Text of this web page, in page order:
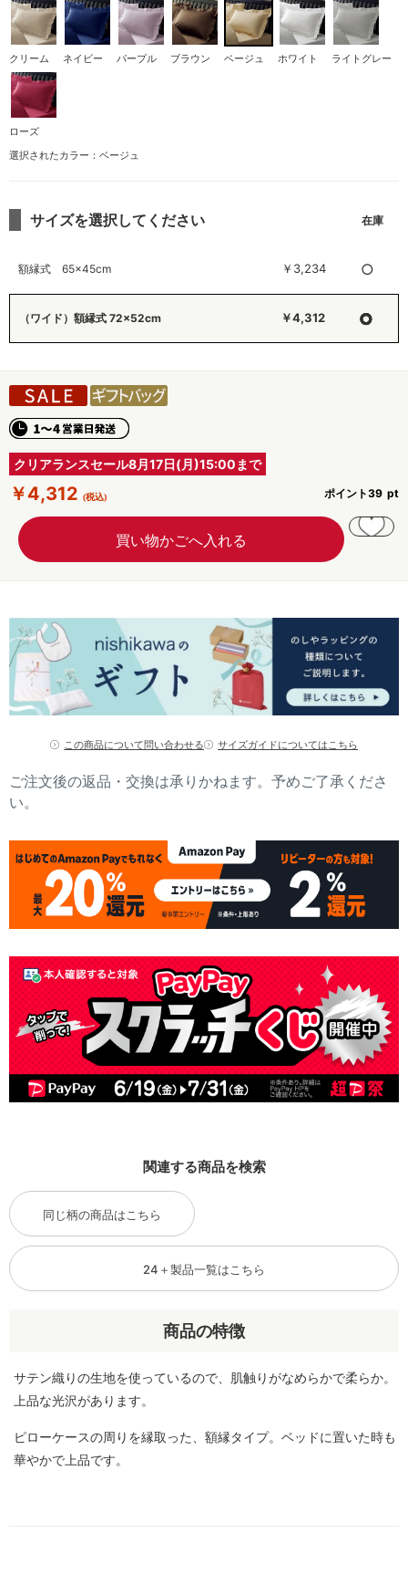
クリアランスセール8月17日(月)15:00まで
￥4,312 ポイント39
クリーム ネイビー パープル ブラウン ベージュ ホワイト ライトグレー
ローズ
選択されたカラー：ベージュ
サイズを選択してください
額縁式 65×45cm ￥3,234 ○
（ワイド）額縁式 72×52cm ￥4,312 ○
この商品について問い合わせる サイズガイドについてはこちら
ご注文後の返品・交換は承りかねます。予めご了承くださ
い。
商品の特徴
サテン織りの生地を使っているので、肌触りがなめらかで柔らか。
上品な光沢があります。
ピローケースの周りを縁取った、額縁タイプ。ベッドに置いた時も
華やかで上品です。
関連する商品を検索
同じ柄の商品はこちら
24＋製品一覧はこちら